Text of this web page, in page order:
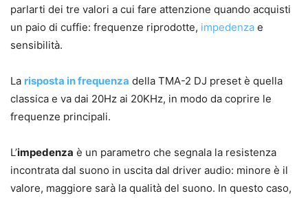
parlarti dei tre valori a cui fare attenzione quando acquisti
un paio di cuffie: frequenze riprodotte, impedenza e
sensibilità.
La risposta in frequenza della TMA-2 DJ preset è quella
classica e va dai 20Hz ai 20KHz, in modo da coprire le
frequenze principali.
L’impedenza è un parametro che segnala la resistenza
incontrata dal suono in uscita dal driver audio: minore è il
valore, maggiore sarà la qualità del suono. In questo caso,